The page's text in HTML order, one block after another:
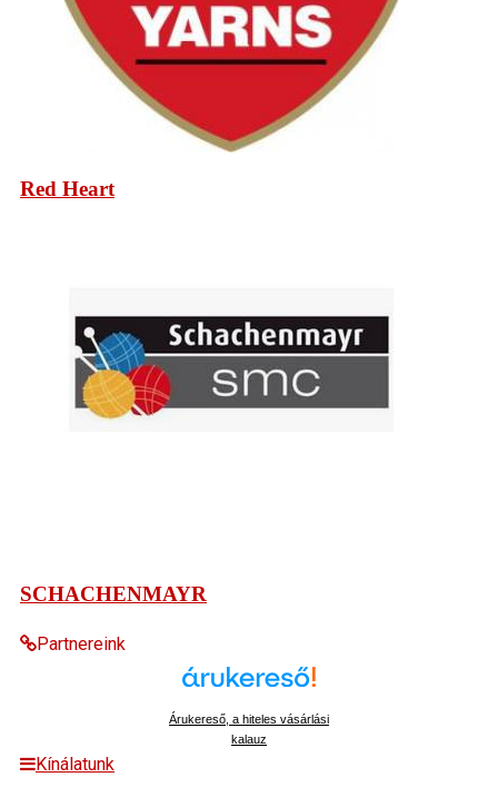
Red Heart
SCHACHENMAYR
Partnereink
Árukereső, a hiteles vásárlási
kalauz
Kínálatunk